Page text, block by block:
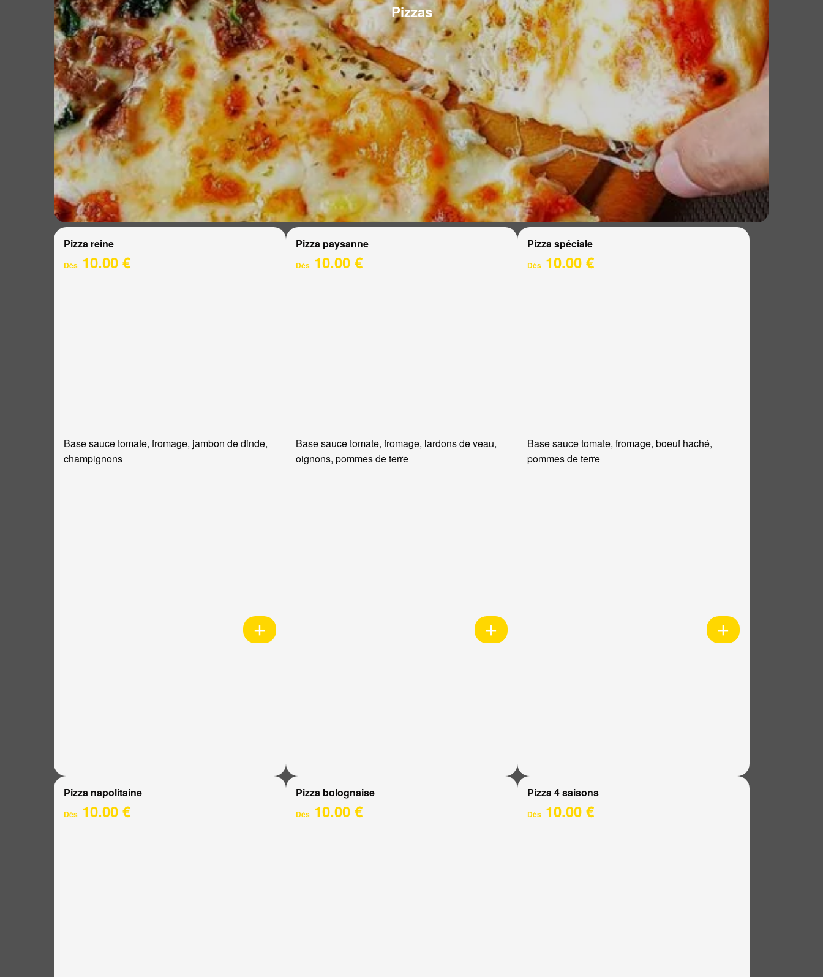
Pizzas
Pizza reine
Dès 10.00 €
Base sauce tomate, fromage, jambon de dinde,
champignons
Pizza paysanne
Dès10.00 €
Base sauce tomate, fromage, lardons de veau,
oignons, pommes de terre
Pizza spéciale
Dès 10.00 €
Base sauce tomate, fromage, boeuf haché,
pommes de terre
Pizza napolitaine
Dès 10.00 €
Pizza bolognaise
Dès10.00 €
Pizza 4 saisons
Dès 10.00 €